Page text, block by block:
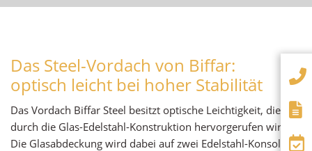
Das Steel-Vordach von Biffar:
optisch leicht bei hoher Stabilität
Das Vordach Biffar Steel besitzt optische Leichtigkeit, die
durch die Glas-Edelstahl-Konstruktion hervorgerufen wird.
Die Glasabdeckung wird dabei auf zwei Edelstahl-Konsolen